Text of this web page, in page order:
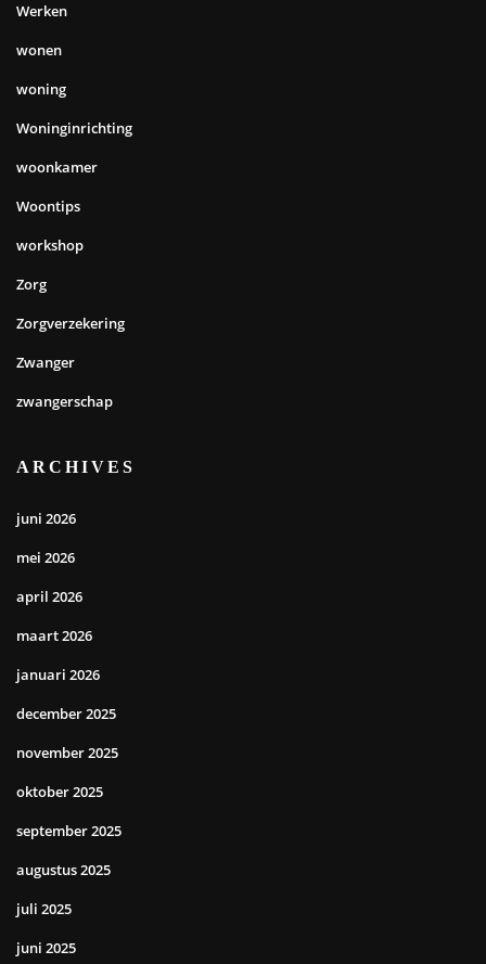
Werken
wonen
woning
Woninginrichting
woonkamer
Woontips
workshop
Zorg
Zorgverzekering
Zwanger
zwangerschap
ARCHIVES
juni 2026
mei 2026
april 2026
maart 2026
januari 2026
december 2025
november 2025
oktober 2025
september 2025
augustus 2025
juli 2025
juni 2025